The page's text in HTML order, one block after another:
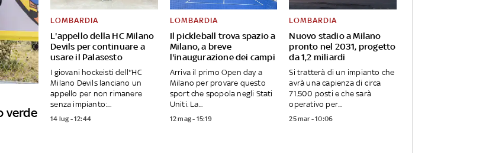
verde
L'appello della HC Milano
Devils per continuare a
usare il Palasesto
LOMBARDIA
I giovani hockeisti dell'’HC
Milano Devils lanciano un
appello per non rimanere
senza impianto:...
14 lug - 12:44
Il pickleball trova spazio a
Milano, a breve
l'inaugurazione dei campi
LOMBARDIA
Arriva il primo Open day a
Milano per provare questo
sport che spopola negli Stati
Uniti. La...
12 mag - 15:19
Nuovo stadio a Milano
pronto nel 2031, progetto
da 1,2 miliardi
LOMBARDIA
Si tratterà di un impianto che
avrà una capienza di circa
71.500 posti e che sarà
operativo per...
25 mar - 10:06